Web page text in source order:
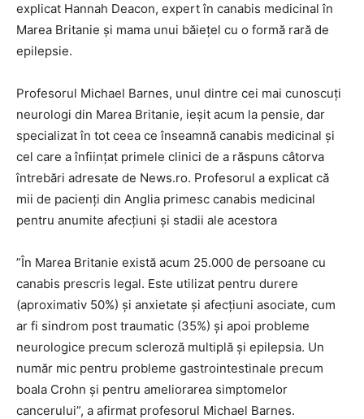
explicat Hannah Deacon, expert în canabis medicinal în
Marea Britanie şi mama unui băieţel cu o formă rară de
epilepsie.
Profesorul Michael Barnes, unul dintre cei mai cunoscuţi
neurologi din Marea Britanie, ieşit acum la pensie, dar
specializat în tot ceea ce înseamnă canabis medicinal şi
cel care a înfiinţat primele clinici de a răspuns câtorva
întrebări adresate de News.ro. Profesorul a explicat că
mii de pacienţi din Anglia primesc canabis medicinal
pentru anumite afecţiuni şi stadii ale acestora
”În Marea Britanie există acum 25.000 de persoane cu
canabis prescris legal. Este utilizat pentru durere
(aproximativ 50%) şi anxietate şi afecţiuni asociate, cum
ar fi sindrom post traumatic (35%) şi apoi probleme
neurologice precum scleroză multiplă şi epilepsia. Un
număr mic pentru probleme gastrointestinale precum
boala Crohn şi pentru ameliorarea simptomelor
cancerului”, a afirmat profesorul Michael Barnes.